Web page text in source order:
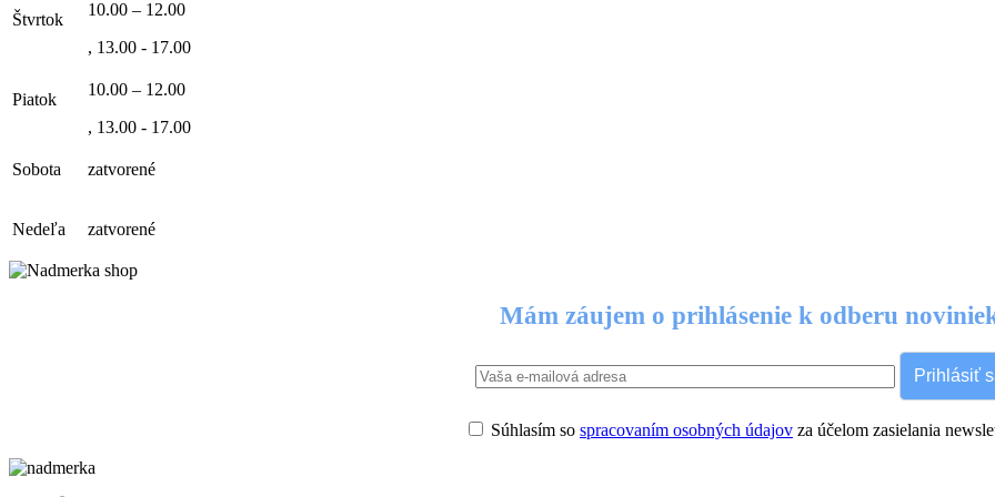
Štvrtok
10.00 – 12.00
, 13.00 - 17.00
Piatok
10.00 – 12.00
, 13.00 - 17.00
Sobota zatvorené
Nedeľa zatvorené
Mám záujem o prihlásenie k odberu
Prihlásiť
Súhlasím so spracovaním osobných údajov za účelom zasielania